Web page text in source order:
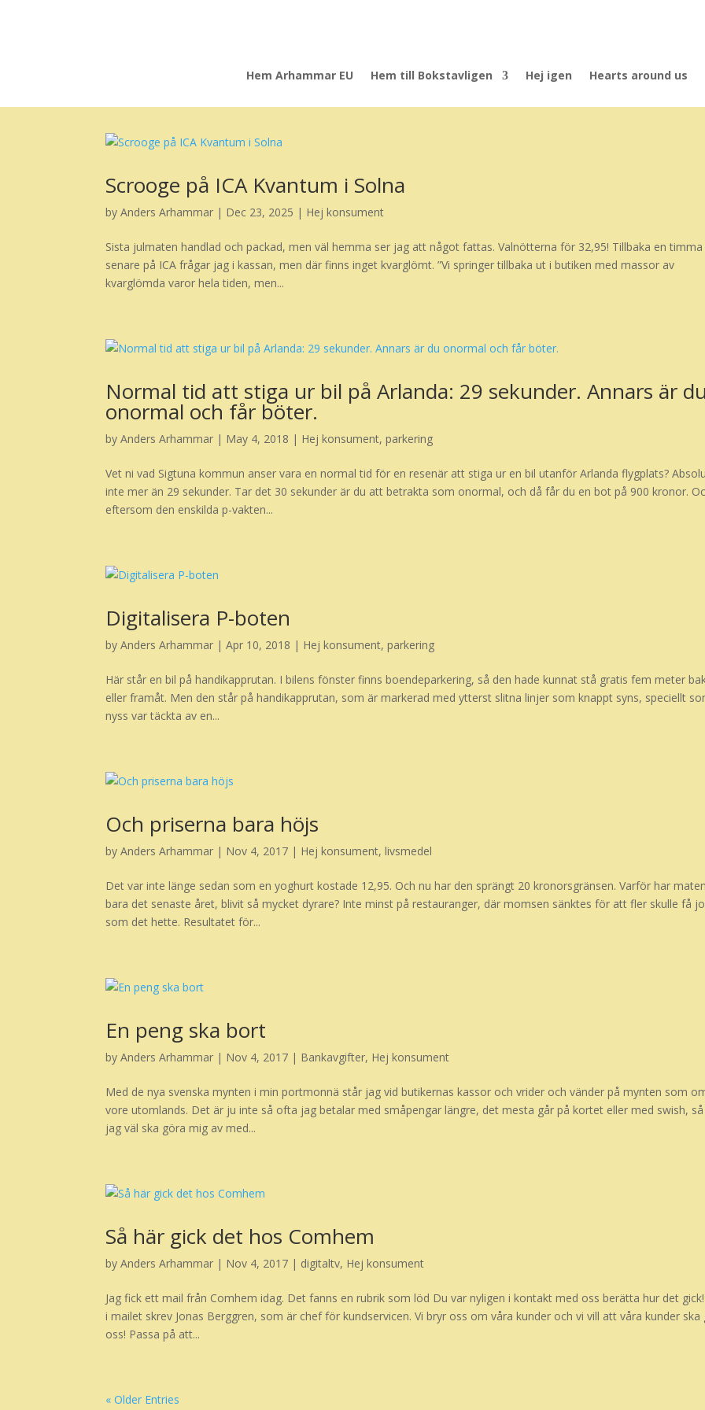
Hem Arhammar EU Hem till Bokstavligen Hej igen Hearts around us
Scrooge på ICA Kvantum i Solna
byAnders Arhammar | Dec 23, 2025 | Hej konsument
Sista julmaten handlad och packad, men väl hemma ser jag att något fattas. Valnötterna för 32,95! Tillbaka en timma
senare på ICA frågar jag i kassan, men där finns inget kvarglömt. ”Vi springer tillbaka ut i butiken med massor av
kvarglömda varor hela tiden, men...
Normal tid att stiga ur bil på Arlanda: 29 sekunder. Annars är du
onormal och får böter.
byAnders Arhammar | May 4, 2018 | Hej konsument,parkering
Vet ni vad Sigtuna kommun anser vara en normal tid för en resenär att stiga ur en bil utanför Arlanda flygplats?
inte mer än 29 sekunder. Tar det 30 sekunder är du att betrakta som onormal, och då får du en bot på 900 kronor.
eftersom den enskilda p-vakten...
Digitalisera P-boten
byAnders Arhammar |Apr 10, 2018 | Hej konsument,parkering
Här står en bil på handikapprutan. I bilens fönster finns boendeparkering, så den hade kunnat stå gratis fem meter
eller framåt. Men den står på handikapprutan, som är markerad med ytterst slitna linjer som knappt syns, speciellt
nyss var täckta av en...
Och priserna bara höjs
byAnders Arhammar | Nov 4, 2017 | Hej konsument,livsmedel
Det var inte länge sedan som en yoghurt kostade 12,95. Och nu har den sprängt 20 kronorsgränsen. Varför har
bara det senaste året, blivit så mycket dyrare? Inte minst på restauranger, där momsen sänktes för att fler skulle få
som det hette. Resultatet för...
En peng ska bort
byAnders Arhammar | Nov 4, 2017 | Bankavgifter, Hej konsument
Med de nya svenska mynten i min portmonnä står jag vid butikernas kassor och vrider och vänder på mynten som
vore utomlands. Det är ju inte så ofta jag betalar med småpengar längre, det mesta går på kortet eller med swish,
jag väl ska göra mig av med...
Så här gick det hos Comhem
byAnders Arhammar | Nov 4, 2017 | digitaltv, Hej konsument
Jag fick ett mail från Comhem idag. Det fanns en rubrik som löd Du var nyligen i kontakt med oss berätta hur det
i mailet skrev Jonas Berggren, som är chef för kundservicen. Vi bryr oss om våra kunder och vi vill att våra kunder ska
oss! Passa på att...
« Older Entries